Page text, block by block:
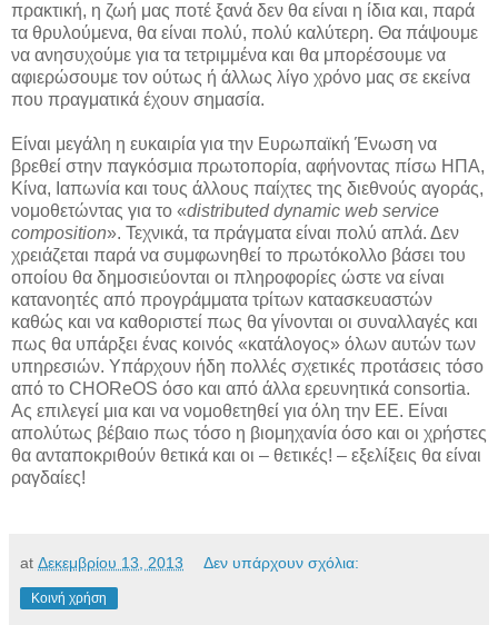
πρακτική, η ζωή μας ποτέ ξανά δεν θα είναι η ίδια και, παρά
τα θρυλούμενα, θα είναι πολύ, πολύ καλύτερη. Θα πάψουμε
να ανησυχούμε για τα τετριμμένα και θα μπορέσουμε να
αφιερώσουμε τον ούτως ή άλλως λίγο χρόνο μας σε εκείνα
που πραγματικά έχουν σημασία.
Είναι μεγάλη η ευκαιρία για την Ευρωπαϊκή Ένωση να
βρεθεί στην παγκόσμια πρωτοπορία, αφήνοντας πίσω ΗΠΑ,
Κίνα, Ιαπωνία και τους άλλους παίχτες της διεθνούς αγοράς,
νομοθετώντας για το «distributed dynamic web service
composition». Τεχνικά, τα πράγματα είναι πολύ απλά. Δεν
χρειάζεται παρά να συμφωνηθεί το πρωτόκολλο βάσει του
οποίου θα δημοσιεύονται οι πληροφορίες ώστε να είναι
κατανοητές από προγράμματα τρίτων κατασκευαστών
καθώς και να καθοριστεί πως θα γίνονται οι συναλλαγές και
πως θα υπάρξει ένας κοινός «κατάλογος» όλων αυτών των
υπηρεσιών. Υπάρχουν ήδη πολλές σχετικές προτάσεις τόσο
από το CHOReOS όσο και από άλλα ερευνητικά consortia.
Ας επιλεγεί μια και να νομοθετηθεί για όλη την ΕΕ. Είναι
απολύτως βέβαιο πως τόσο η βιομηχανία όσο και οι χρήστες
θα ανταποκριθούν θετικά και οι – θετικές! – εξελίξεις θα είναι
ραγδαίες!
at Δεκεμβρίου 13, 2013 Δεν υπάρχουν σχόλια:
Κοινή χρήση